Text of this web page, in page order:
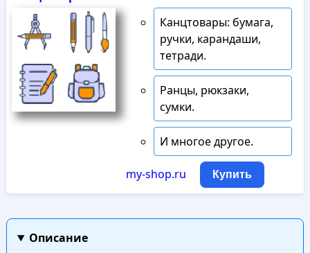
Канцтовары: бумага,
ручки, карандаши,
тетради.
Ранцы, рюкзаки,
сумки.
И многое другое.
my-shop.ru Купить
Описание